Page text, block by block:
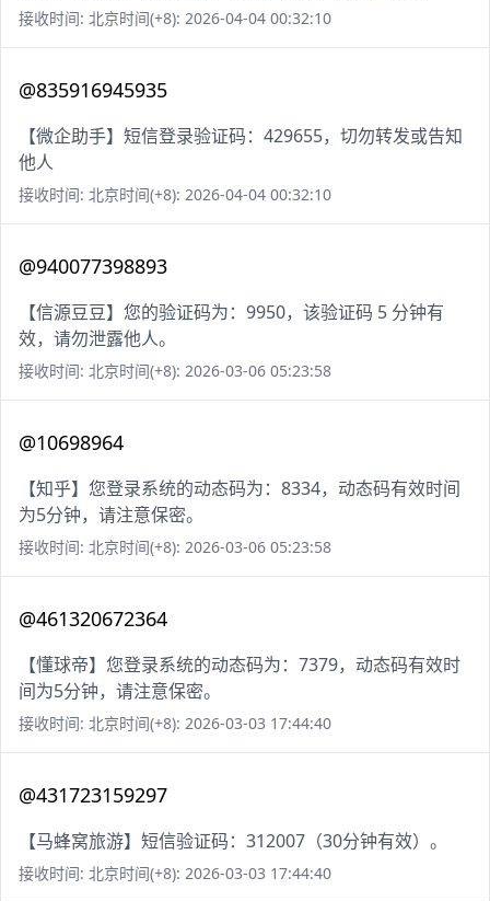
接收时间: 北京时间(+8): 2026-04-04 00:32:10
@835916945935
【微企助手】短信登录验证码：429655，切勿转发或告知
他人
接收时间: 北京时间(+8): 2026-04-04 00:32:10
@940077398893
【信源豆豆】您的验证码为：9950，该验证码 5 分钟有
效，请勿泄露他人。
接收时间: 北京时间(+8): 2026-03-06 05:23:58
@10698964
【知乎】您登录系统的动态码为：8334，动态码有效时间
为5分钟，请注意保密。
接收时间: 北京时间(+8): 2026-03-06 05:23:58
@461320672364
【懂球帝】您登录系统的动态码为：7379，动态码有效时
间为5分钟，请注意保密。
接收时间: 北京时间(+8): 2026-03-03 17:44:40
@431723159297
【马蜂窝旅游】短信验证码：312007（30分钟有效）。
接收时间: 北京时间(+8): 2026-03-03 17:44:40